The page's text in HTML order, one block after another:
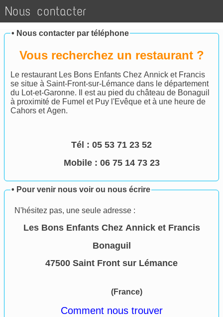
Nous contacter
• Nous contacter par téléphone
Vous recherchez un restaurant ?
Le restaurant Les Bons Enfants Chez Annick et Francis
se situe à Saint-Front-sur-Lémance dans le département
du Lot-et-Garonne. Il est au pied du château de Bonaguil
à proximité de Fumel et Puy l'Evêque et à une heure de
Cahors et Agen.
Tél : 05 53 71 23 52
Mobile : 06 75 14 73 23
• Pour venir nous voir ou nous écrire
N'hésitez pas, une seule adresse :
Les Bons Enfants Chez Annick et Francis
Bonaguil
47500 Saint Front sur Lémance​
(France)
Comment nous trouver